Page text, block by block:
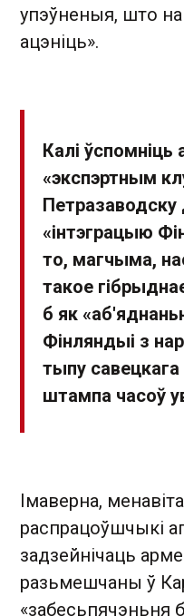
упэўненыя, што
ацэніць».
Калі ўспомніць
«экспэртным
Петразаводску
«інтэграцыю
то, магчыма,
такое
б як
Фінляндыі з
тыпу
штампа часоў
Імаверна,
распрацоўшчыкі
задзейнічаць
разьмешчаны ў
«забесьпячэньня